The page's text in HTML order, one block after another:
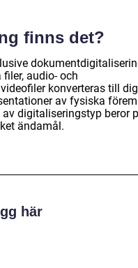
finns det?
audio- och
konverteras till
av fysiska
av digitaliseringstyp beror
ändamål.
här